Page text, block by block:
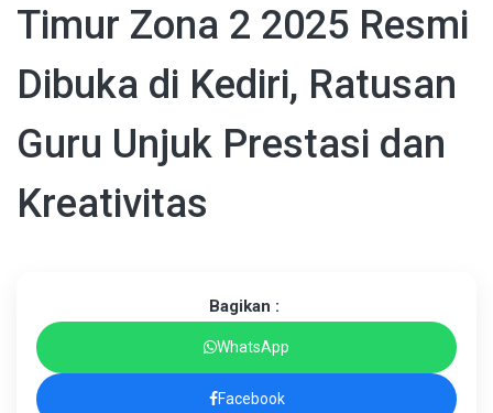
Timur Zona 2 2025 Resmi
Dibuka di Kediri, Ratusan
Guru Unjuk Prestasi dan
Kreativitas
Bagikan :
WhatsApp
Facebook